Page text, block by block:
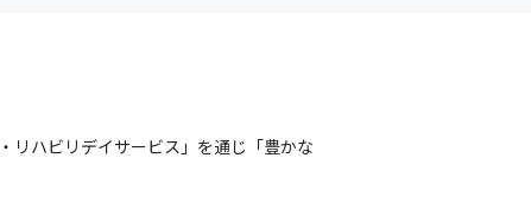
リハビリデイサービス」を通じ「豊かな